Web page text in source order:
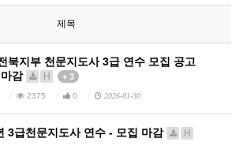
제목
북지부 천문지도사 3급 연수 모집 공고
감
H + 3
2375 0 2026-01-30
3급천문지도사 연수 - 모집 마감 H